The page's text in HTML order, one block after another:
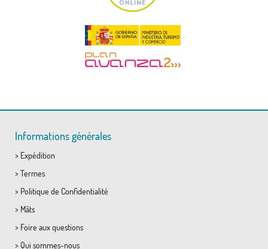
Informations générales
> Expédition
> Termes
> Politique de Confidentialité
> Mâts
> Foire aux questions
> Qui sommes-nous